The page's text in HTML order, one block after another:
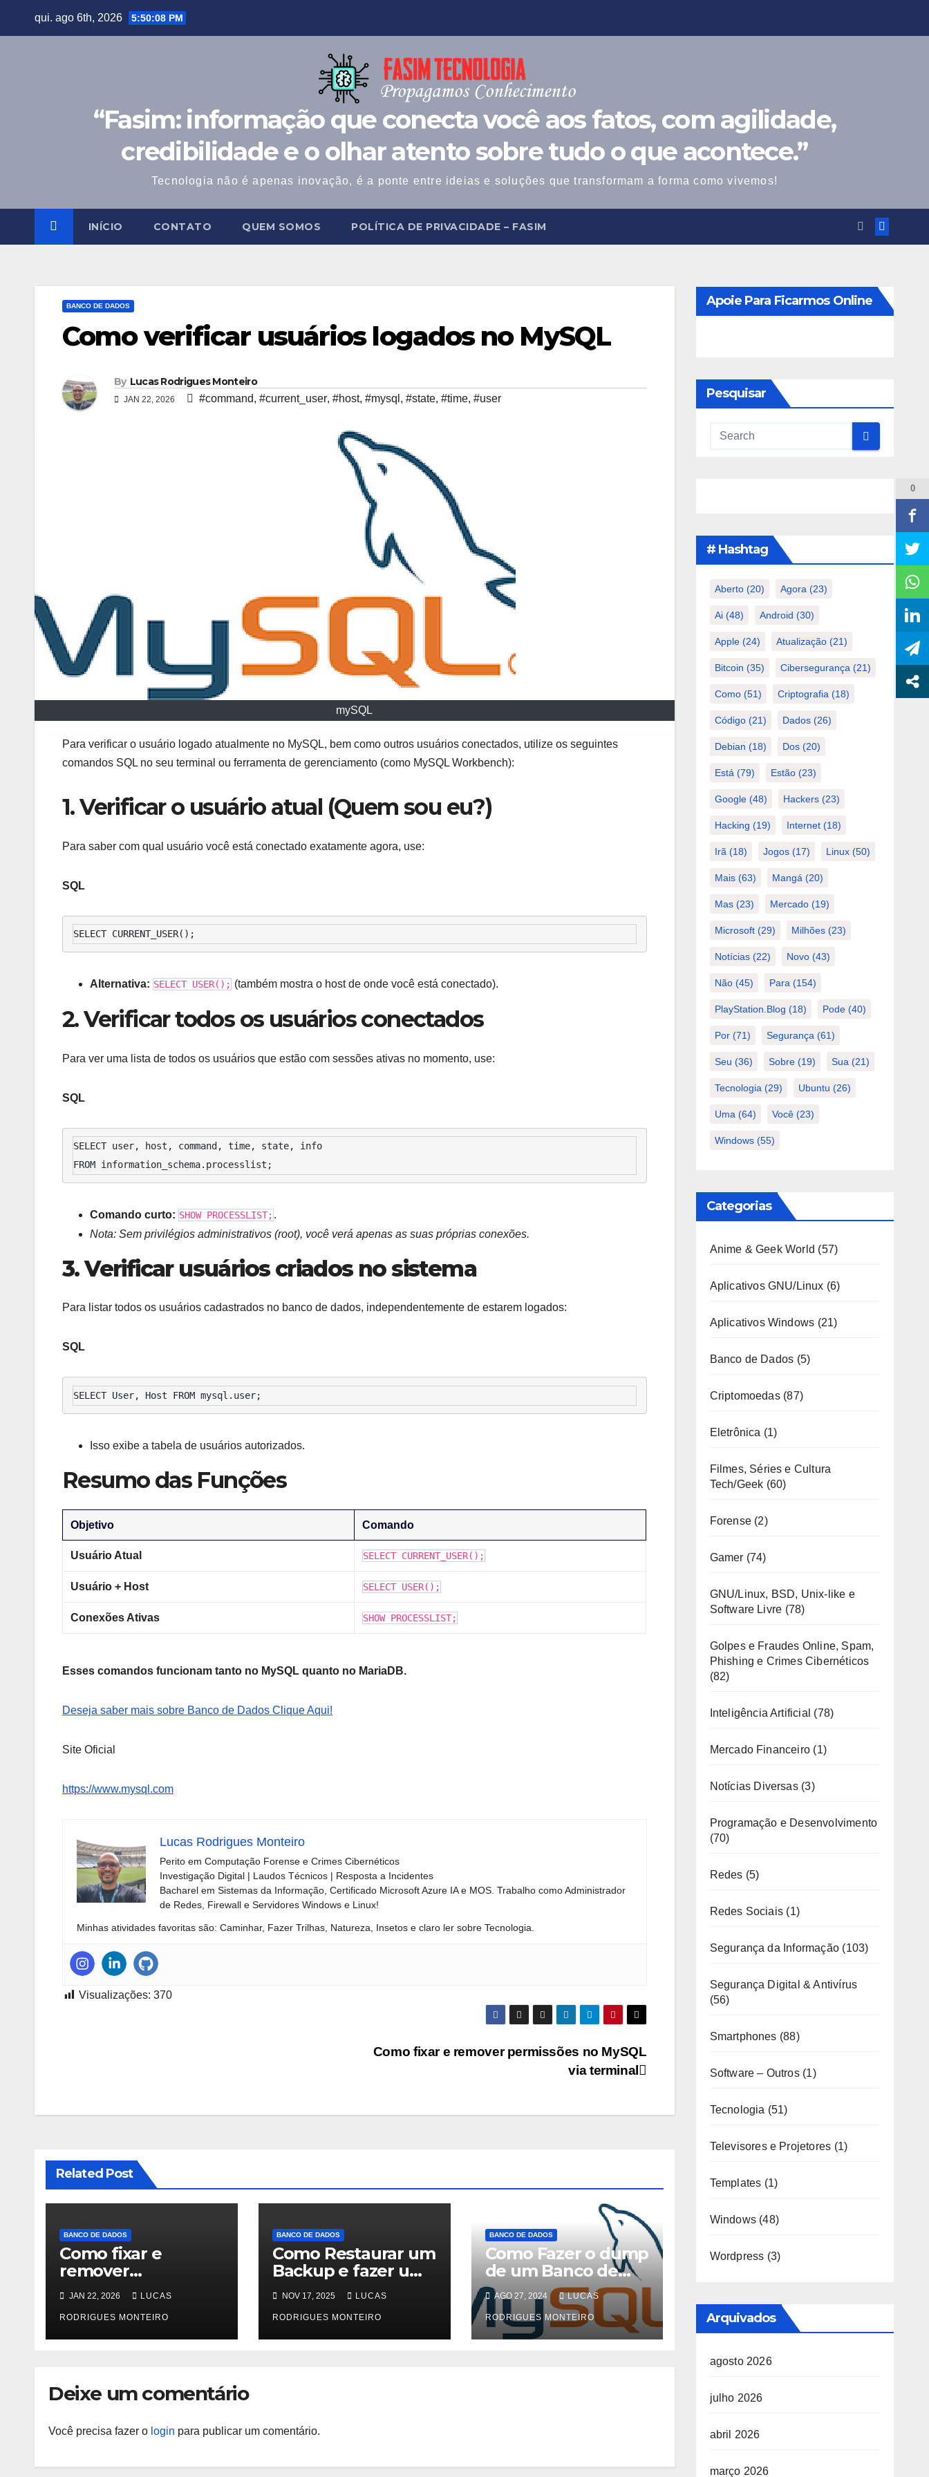
qui. ago 6th, 2026 5:50:09 PM
“Fasim: informação que conecta você aos fatos, com agilidade,
credibilidade e o olhar atento sobre tudo o que acontece.”
Tecnologia não é apenas inovação, é a ponte entre ideias e soluções que transformam a forma como vivemos!
INÍCIO CONTATO QUEM SOMOS POLÍTICA DE PRIVACIDADE – FASIM
BANCO DE DADOS
Como verificar usuários logados no MySQL
By Lucas Rodrigues Monteiro
JAN 22, 2026 #command, #current_user, #host, #mysql , #state, #time, #user
mySQL
Para verificar o usuário logado atualmente no MySQL, bem como outros usuários conectados, utilize os seguintes
comandos SQL no seu terminal ou ferramenta de gerenciamento (como MySQL Workbench):
1. Verificar o usuário atual (Quem sou eu?)
Para saber com qual usuário você está conectado exatamente agora, use:
SQL
SELECT CURRENT_USER();
Alternativa: SELECT USER(); (também mostra o host de onde você está conectado).
2. Verificar todos os usuários conectados
Para ver uma lista de todos os usuários que estão com sessões ativas no momento, use:
SQL
SELECT user, host, command, time, state, info
FROM information_schema.processlist;
Comando curto: SHOW PROCESSLIST; .
Nota: Sem privilégios administrativos (root), você verá apenas as suas próprias conexões.
3. Verificar usuários criados no sistema
Para listar todos os usuários cadastrados no banco de dados, independentemente de estarem logados:
SQL
SELECT User, Host FROM mysql.user;
Isso exibe a tabela de usuários autorizados.
Resumo das Funções
Objetivo Comando
Usuário Atual SELECT CURRENT_USER();
Usuário + Host SELECT USER();
Conexões Ativas SHOW PROCESSLIST;
Esses comandos funcionam tanto no MySQL quanto no MariaDB.
Deseja saber mais sobre Banco de Dados Clique Aqui!
Site Oficial
https://www.mysql.com
Lucas Rodrigues Monteiro
Perito em Computação Forense e Crimes Cibernéticos
Investigação Digital | Laudos Técnicos | Resposta a Incidentes
Bacharel em Sistemas da Informação, Certificado Microsoft Azure IA e MOS. Trabalho como Administrador
de Redes, Firewall e Servidores Windows e Linux!
Minhas atividades favoritas são: Caminhar, Fazer Trilhas, Natureza, Insetos e claro ler sobre Tecnologia.
Visualizações: 370
Post
Como fixar e remover permissões no MySQL
via terminal
Related Post
BANCO DE DADOS
Como fixar e
remover
permissões no
MySQL via terminal
JAN 22, 2026 LUCAS
RODRIGUES MONTEIRO
BANCO DE DADOS
Como Restaurar um
Backup e fazer um
dump no mysql
pelo terminal
NOV 17, 2025 LUCAS
RODRIGUES MONTEIRO
BANCO DE DADOS
Como Fazer o dump
de um Banco de
Dados MySQL
utilizando o
HeidSQL
AGO 27, 2024 LUCAS
RODRIGUES MONTEIRO
Deixe um comentário
Você precisa fazer o login para publicar um comentário.
Apoie Para Ficarmos Online
Pesquisar
# Hashtag
Aberto(20) Agora (23)
Ai(48) Android (30)
Apple(24) Atualização(21)
Bitcoin (35) Cibersegurança (21)
Como(51) Criptografia (18)
Código(21) Dados(26)
Debian (18) Dos(20)
Está (79) Estão(23)
Google(48) Hackers(23)
Hacking (19) Internet(18)
Irã (18) Jogos(17) Linux(50)
Mais(63) Mangá (20)
Mas(23) Mercado(19)
Microsoft(29) Milhões(23)
Notícias(22) Novo(43)
Não(45) Para (154)
PlayStation.Blog (18) Pode(40)
Por(71) Segurança (61)
Seu (36) Sobre(19) Sua (21)
Tecnologia (29) Ubuntu (26)
Uma (64) Você(23)
Windows(55)
Categorias
Anime & Geek World (57)
Aplicativos GNU/Linux (6)
Aplicativos Windows (21)
Banco de Dados (5)
Criptomoedas(87)
Eletrônica (1)
Filmes, Séries e Cultura
Tech/Geek (60)
Forense(2)
Gamer (74)
GNU/Linux, BSD, Unix-like e
Software Livre (78)
Golpes e Fraudes Online, Spam,
Phishing e Crimes Cibernéticos
(82)
Inteligência Artificial (78)
Mercado Financeiro (1)
Notícias Diversas(3)
Programação e Desenvolvimento
(70)
Redes (5)
Redes Sociais (1)
Segurança da Informação (103)
Segurança Digital & Antivírus
(56)
Smartphones (88)
Software – Outros(1)
Tecnologia (51)
Televisores e Projetores (1)
Templates (1)
Windows(48)
Wordpress (3)
Arquivados
agosto 2026
julho 2026
abril 2026
março 2026
0